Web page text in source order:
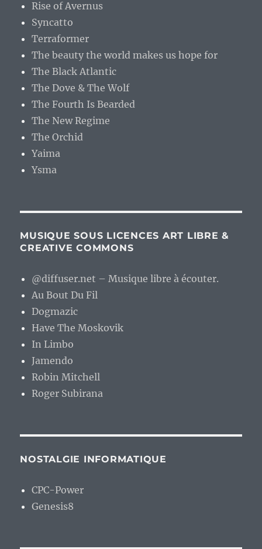
Rise of Avernus
Syncatto
Terraformer
The beauty the world makes us hope for
The Black Atlantic
The Dove & The Wolf
The Fourth Is Bearded
The New Regime
The Orchid
Yaima
Ysma
MUSIQUE SOUS LICENCES ART LIBRE &
CREATIVE COMMONS
@diffuser.net – Musique libre à écouter.
Au Bout Du Fil
Dogmazic
Have The Moskovik
In Limbo
Jamendo
Robin Mitchell
Roger Subirana
NOSTALGIE INFORMATIQUE
CPC-Power
Genesis8